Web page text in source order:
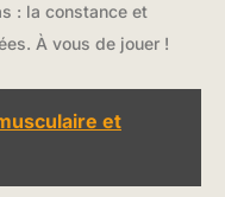
: la constance et
À vous de jouer !
et